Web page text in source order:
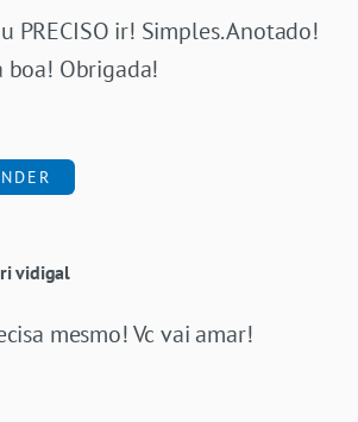
PRECISO ir! Simples. Anotado!
boa! Obrigada!
vidigal
mesmo! Vc vai amar!